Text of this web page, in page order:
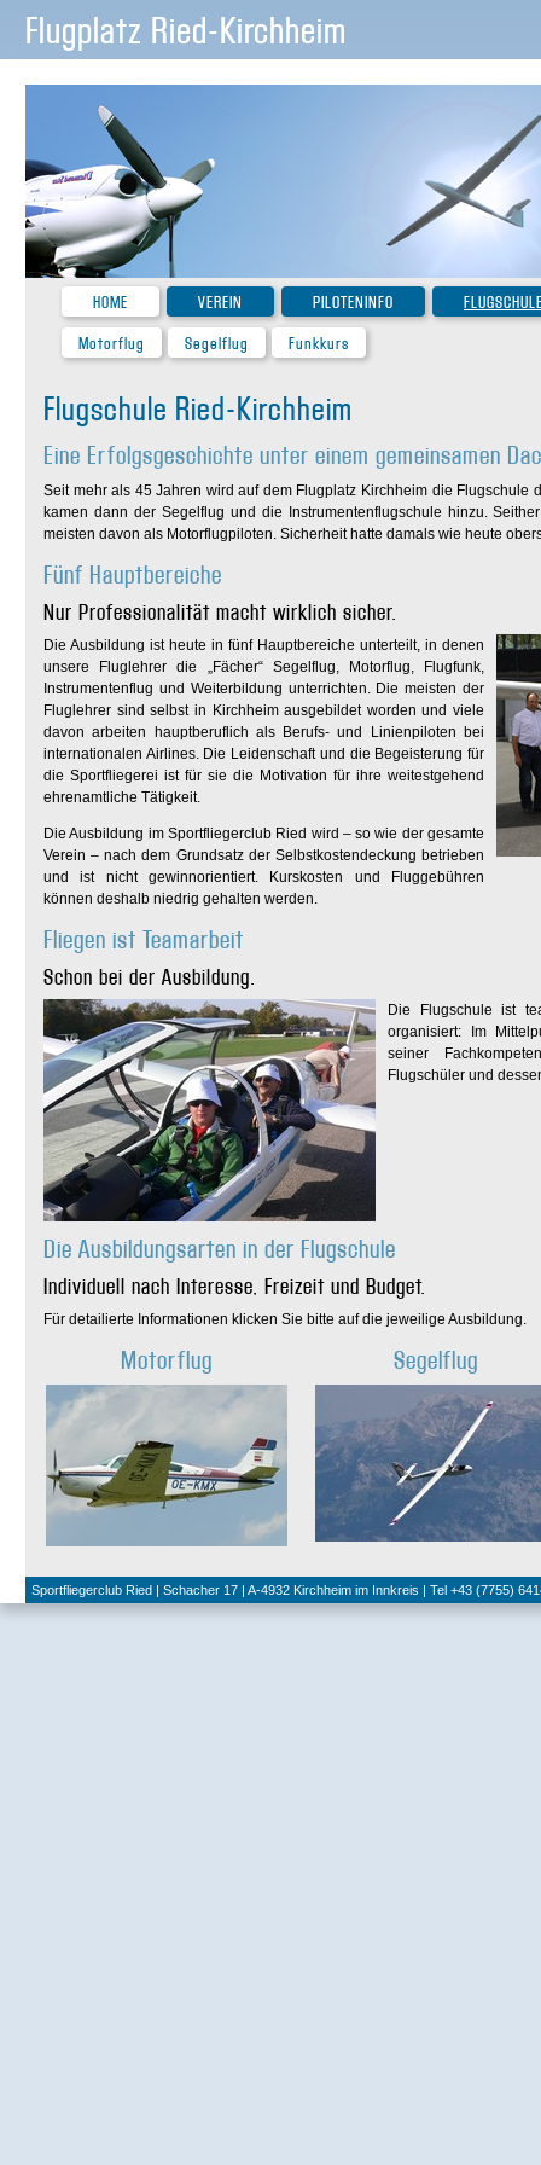
Flugplatz Ried-Kirchheim
HOME VEREIN PILOTENINFO
Motorflug
Segelflug Funkkurs
Flugschule Ried-Kirchheim
Eine Erfolgsgeschichte unter einem gemeinsamen
Seit mehr als 45 Jahren wird auf dem Flugplatz Kirchheim die Flugschule
kamen dann der Segelflug und die Instrumentenflugschule hinzu.
meisten davon als Motorflugpiloten. Sicherheit hatte damals wie heute
Fünf Hauptbereiche
Nur Professionalität macht wirklich sicher.
Die Ausbildung ist heute in fünf Hauptbereiche unterteilt, in denen
unsere Fluglehrer die „Fächer“ Segelflug, Motorflug, Flugfunk,
Instrumentenflug und Weiterbildung unterrichten. Die meisten der
Fluglehrer sind selbst in Kirchheim ausgebildet worden und viele
davon arbeiten hauptberuflich als Berufs- und Linienpiloten bei
internationalen Airlines. Die Leidenschaft und die Begeisterung für
die Sportfliegerei ist für sie die Motivation für ihre weitestgehend
ehrenamtliche Tätigkeit.
Die Ausbildung im Sportfliegerclub Ried wird – so wie der gesamte
Verein – nach dem Grundsatz der Selbstkostendeckung betrieben
und ist nicht gewinnorientiert. Kurskosten und Fluggebühren
können deshalb niedrig gehalten werden.
Fliegen ist Teamarbeit
Schon bei der Ausbildung.
Die Flugschule ist
organisiert: Im
seiner
Flugschüler und
Die Ausbildungsarten in der Flugschule
Individuell nach Interesse, Freizeit und Budget.
Für detailierte Informationen klicken Sie bitte auf die jeweilige Ausbildung.
Motorflug Segelflug
Sportfliegerclub Ried | Schacher 17 | A-4932 Kirchheim im Innkreis | Tel +43 (7755)